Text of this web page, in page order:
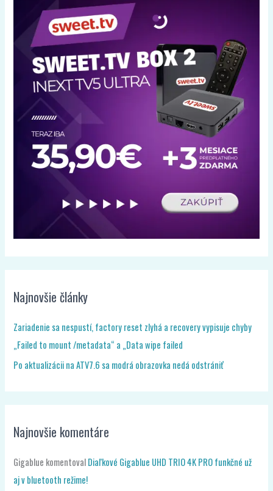
Najnovšie články
Zariadenie sa nespustí, factory reset zlyhá a recovery vypisuje chyby
„Failed to mount /metadata“ a „Data wipe failed
Po aktualizácii na ATV7.6 sa modrá obrazovka nedá odstrániť
Najnovšie komentáre
Gigablue komentovalDiaľkové Gigablue UHD TRIO 4K PRO funkčné už
aj v bluetooth režime!